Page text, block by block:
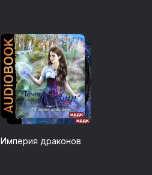
Империя драконов